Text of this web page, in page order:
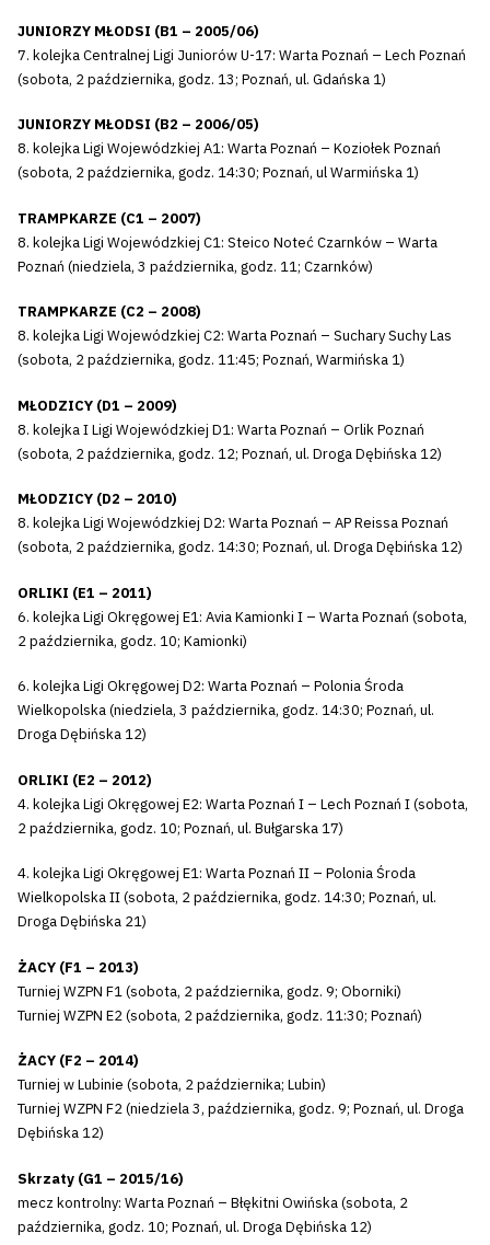
JUNIORZY MŁODSI (B1 – 2005/06)
7. kolejka Centralnej Ligi Juniorów U-17: Warta Poznań – Lech Poznań
(sobota, 2 października, godz. 13; Poznań, ul. Gdańska 1)
JUNIORZY MŁODSI (B2 – 2006/05)
8. kolejka Ligi Wojewódzkiej A1: Warta Poznań – Koziołek Poznań
(sobota, 2 października, godz. 14:30; Poznań, ul Warmińska 1)
TRAMPKARZE (C1 – 2007)
8. kolejka Ligi Wojewódzkiej C1: Steico Noteć Czarnków – Warta
Poznań (niedziela, 3 października, godz. 11; Czarnków)
TRAMPKARZE (C2 – 2008)
8. kolejka Ligi Wojewódzkiej C2: Warta Poznań – Suchary Suchy Las
(sobota, 2 października, godz. 11:45; Poznań, Warmińska 1)
MŁODZICY (D1 – 2009)
8. kolejka I Ligi Wojewódzkiej D1: Warta Poznań – Orlik Poznań
(sobota, 2 października, godz. 12; Poznań, ul. Droga Dębińska 12)
MŁODZICY (D2 – 2010)
8. kolejka Ligi Wojewódzkiej D2: Warta Poznań – AP Reissa Poznań
(sobota, 2 października, godz. 14:30; Poznań, ul. Droga Dębińska 12)
ORLIKI (E1 – 2011)
6. kolejka Ligi Okręgowej E1: Avia Kamionki I – Warta Poznań (sobota,
2 października, godz. 10; Kamionki)
6. kolejka Ligi Okręgowej D2: Warta Poznań – Polonia Środa
Wielkopolska (niedziela, 3 października, godz. 14:30; Poznań, ul.
Droga Dębińska 12)
ORLIKI (E2 – 2012)
4. kolejka Ligi Okręgowej E2: Warta Poznań I – Lech Poznań I (sobota,
2 października, godz. 10; Poznań, ul. Bułgarska 17)
4. kolejka Ligi Okręgowej E1: Warta Poznań II – Polonia Środa
Wielkopolska II (sobota, 2 października, godz. 14:30; Poznań, ul.
Droga Dębińska 21)
ŻACY (F1 – 2013)
Turniej WZPN F1 (sobota, 2 października, godz. 9; Oborniki)
Turniej WZPN E2 (sobota, 2 października, godz. 11:30; Poznań)
ŻACY (F2 – 2014)
Turniej w Lubinie (sobota, 2 października; Lubin)
Turniej WZPN F2 (niedziela 3, października, godz. 9; Poznań, ul. Droga
Dębińska 12)
Skrzaty (G1 – 2015/16)
mecz kontrolny: Warta Poznań – Błękitni Owińska (sobota, 2
października, godz. 10; Poznań, ul. Droga Dębińska 12)